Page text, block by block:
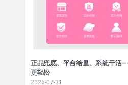
正品兜底、平台给量、系统干活
更轻松
2026-07-31